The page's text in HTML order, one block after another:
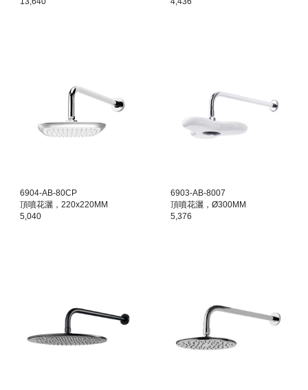
6904-AB-80CP
頂噴花灑，220x220MM
5,040
6903-AB-8007
頂噴花灑，Ø300MM
5,376